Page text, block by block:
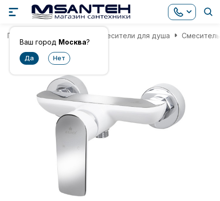
Ваш город Москва?
Главная Смесители для душа